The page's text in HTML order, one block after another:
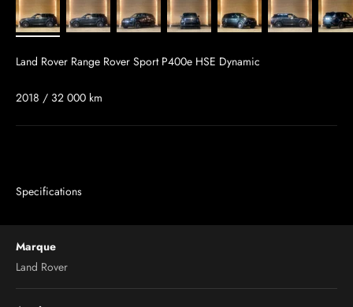
Land Rover Range Rover Sport P400e HSE Dynamic
2018 / 32 000 km
Specifications
Marque
Land Rover